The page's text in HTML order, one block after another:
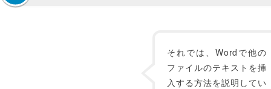
それでは、Wordで他の
ファイルのテキストを挿
入する方法を説明してい